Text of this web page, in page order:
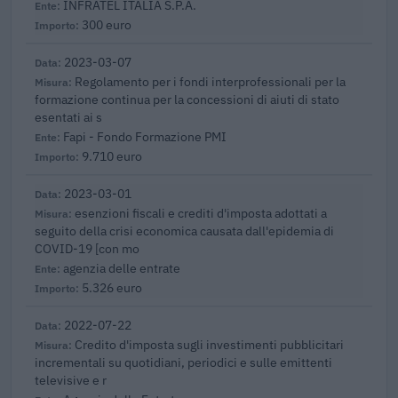
INFRATEL ITALIA S.P.A.
300 euro
2023-03-07
Regolamento per i fondi interprofessionali per la
formazione continua per la concessioni di aiuti di stato
esentati ai s
Fapi - Fondo Formazione PMI
9.710 euro
2023-03-01
esenzioni fiscali e crediti d'imposta adottati a
seguito della crisi economica causata dall'epidemia di
COVID-19 [con mo
agenzia delle entrate
5.326 euro
2022-07-22
Credito d'imposta sugli investimenti pubblicitari
incrementali su quotidiani, periodici e sulle emittenti
televisive e r